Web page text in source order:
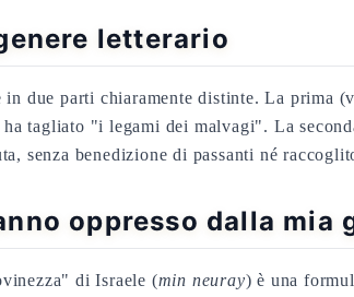
letterario
due parti chiaramente distinte. La prima
tagliato "i legami dei malvagi". La
senza benedizione di passanti né
oppresso dalla mia
di Israele (min neuray) è una